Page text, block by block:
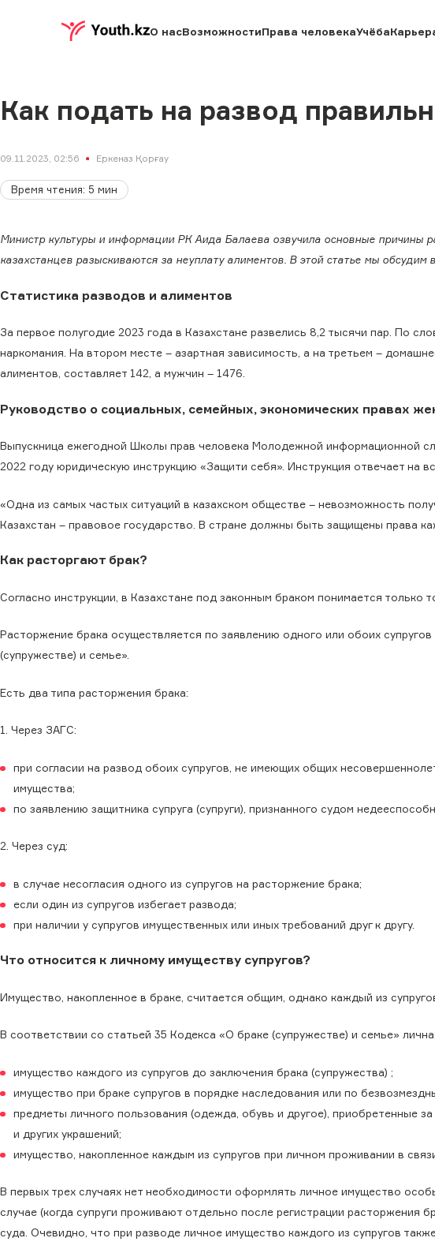
О насВозможностиПрава человекаУчёба
Как подать на развод
09.11.2023, 02:56 Еркеназ Қорғау
Время чтения: 5 мин
Министр культуры и информации РК Аида Балаева озвучила основные причины
казахстанцев разыскиваются за неуплату алиментов. В этой статье мы
Статистика разводов и алиментов
За первое полугодие 2023 года в Казахстане развелись 8,2 тысячи пар. По
наркомания. На втором месте – азартная зависимость, а на третьем –
алиментов, составляет 142, а мужчин – 1476.
Руководство о социальных, семейных, экономических правах
Выпускница ежегодной Школы прав человека Молодежной информационной
2022 году юридическую инструкцию «Защити себя». Инструкция отвечает на
«Одна из самых частых ситуаций в казахском обществе – невозможность
Казахстан – правовое государство. В стране должны быть защищены права
Как расторгают брак?
Согласно инструкции, в Казахстане под законным браком понимается только
Расторжение брака осуществляется по заявлению одного или обоих
(супружестве) и семье».
Есть два типа расторжения брака:
1. Через ЗАГС:
при согласии на развод обоих супругов, не имеющих общих
имущества;
по заявлению защитника супруга (супруги), признанного судом
2. Через суд:
в случае несогласия одного из супругов на расторжение брака;
если один из супругов избегает развода;
при наличии у супругов имущественных или иных требований друг к другу.
Что относится к личному имуществу супругов?
Имущество, накопленное в браке, считается общим, однако каждый из
В соответствии со статьей 35 Кодекса «О браке (супружестве) и семье»
имущество каждого из супругов до заключения брака (супружества) ;
имущество при браке супругов в порядке наследования или по
предметы личного пользования (одежда, обувь и другое), приобретенные
и других украшений;
имущество, накопленное каждым из супругов при личном проживании в
В первых трех случаях нет необходимости оформлять личное имущество
случае (когда супруги проживают отдельно после регистрации расторжения
суда. Очевидно, что при разводе личное имущество каждого из супругов